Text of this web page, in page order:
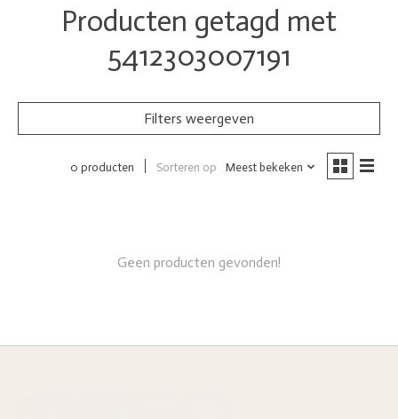
Producten getagd met
5412303007191
Filters weergeven
0 producten Sorteren op Meest bekeken
Geen producten gevonden!